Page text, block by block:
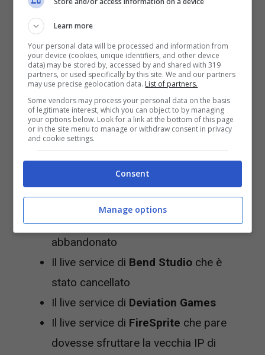
erano in sviluppo, di un paio non ci sono note
ufficiali ma tante voci di corridoio e
aggiornamenti da parte di insider informati.
Stiamo parlando di
Concord: chiuso due settimane dopo il
lancio
Il live service di
pare stesse sviluppando un gioco live
The Last of Us 2 Online, che come
sappiamoNaughty Dogha
abbandonato
Il live service di Bend Studio che è
stato cancellato
Il live service di Deviation Games
Il live service di FireSprite che pare
dovesse sfruttare la vecchia IP di
Learn more
Your personal data will be processed and information from
your device (cookies, unique identifiers, and other device
data) may be stored by, accessed by and shared with 319
partners, or used specifically by this site. We and our partners
may use precise geolocation data. List of partners.
Some vendors may process your personal data on the basis
of legitimate interest, which you can object to by managing
your options below. Look for a link at the bottom of this page
or in the site menu to manage or withdraw consent in privacy
and cookie settings.
Consent
Manage options